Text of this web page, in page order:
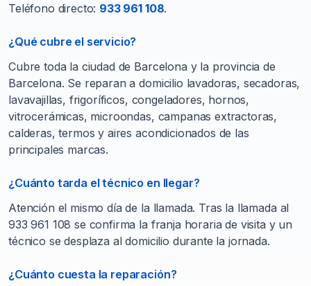
Teléfono directo: 933 961 108.
¿Qué cubre el servicio?
Cubre toda la ciudad de Barcelona y la provincia de
Barcelona. Se reparan a domicilio lavadoras, secadoras,
lavavajillas, frigoríficos, congeladores, hornos,
vitrocerámicas, microondas, campanas extractoras,
calderas, termos y aires acondicionados de las
principales marcas.
¿Cuánto tarda el técnico en llegar?
Atención el mismo día de la llamada. Tras la llamada al
933 961 108 se confirma la franja horaria de visita y un
técnico se desplaza al domicilio durante la jornada.
¿Cuánto cuesta la reparación?